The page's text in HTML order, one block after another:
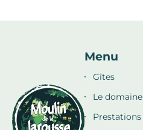
Menu
Gîtes
Le domaine
Prestations